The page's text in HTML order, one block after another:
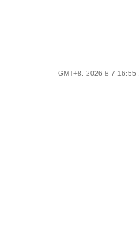
GMT+8, 2026-8-7 16:55